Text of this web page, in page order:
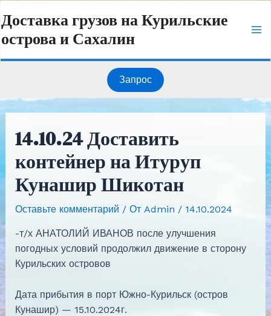
к
содержимому
Доставка грузов на Курильские
острова и Сахалин
Запрос
14.10.24 Доставить
контейнер на Итуруп
Кунашир Шикотан
Оставьте комментарий / От Admin / 14.10.2024
-т/х АНАТОЛИЙ ИВАНОВ после улучшения
погодных условий продолжил движение в сторону
Курильских островов
Дата прибытия в порт Южно-Курильск (остров
Кунашир) — 15.10.2024г.
по
записям